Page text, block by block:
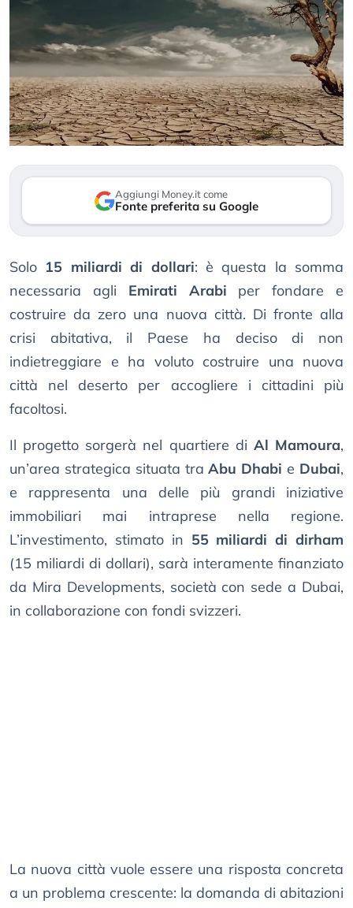
Aggiungi Money.it come
Fonte preferita su Google
Solo 15 miliardi di dollari: è questa la somma
necessaria agli Emirati Arabi per fondare e
costruire da zero una nuova città. Di fronte alla
crisi abitativa, il Paese ha deciso di non
indietreggiare e ha voluto costruire una nuova
città nel deserto per accogliere i cittadini più
facoltosi.
Il progetto sorgerà nel quartiere di Al Mamoura,
un’area strategica situata traAbu Dhabi e Dubai,
e rappresenta una delle più grandi iniziative
immobiliari mai intraprese nella regione.
L’investimento, stimato in 55 miliardi di dirham
(15 miliardi di dollari), sarà interamente finanziato
da Mira Developments, società con sede a Dubai,
in collaborazione con fondi svizzeri.
La nuova città vuole essere una risposta concreta
a un problema crescente: la domanda di abitazioni